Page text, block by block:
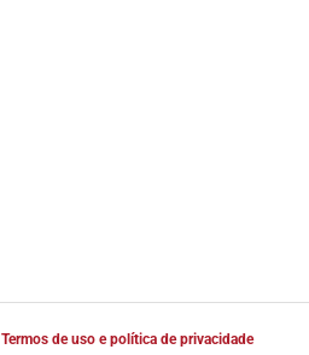
Termos de uso e política de privacidade